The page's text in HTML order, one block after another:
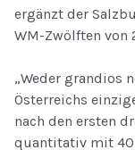
ergänzt der
WM-Zwölften von
„Weder grandios
Österreichs
nach den ersten
quantitativ mit 40